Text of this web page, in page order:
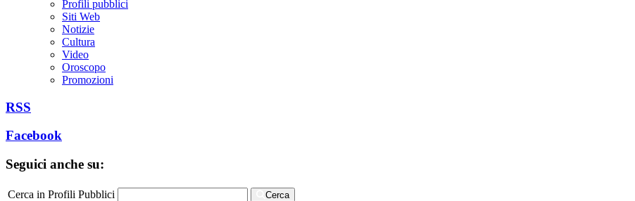
Profili pubblici
Siti Web
Notizie
Cultura
Video
Oroscopo
Promozioni
RSS
Facebook
Seguici anche su:
Cerca in Profili Pubblici Cerca